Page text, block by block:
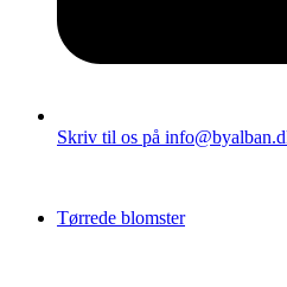
Skriv til os på
Tørrede blomster